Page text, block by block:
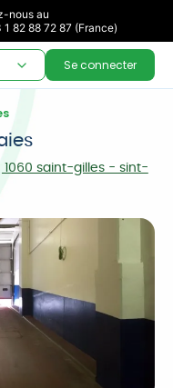
nous au
82 88 72 87 (France)
Se connecter
1060 saint-gilles - sint-